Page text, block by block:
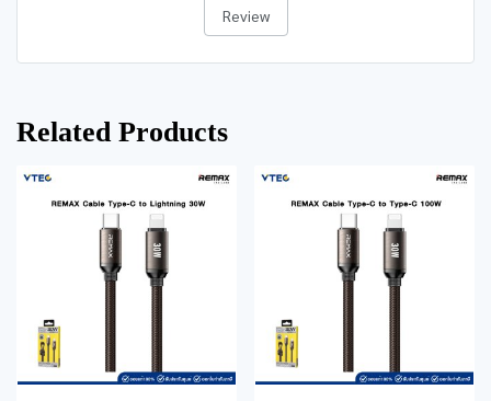
Review
Related Products